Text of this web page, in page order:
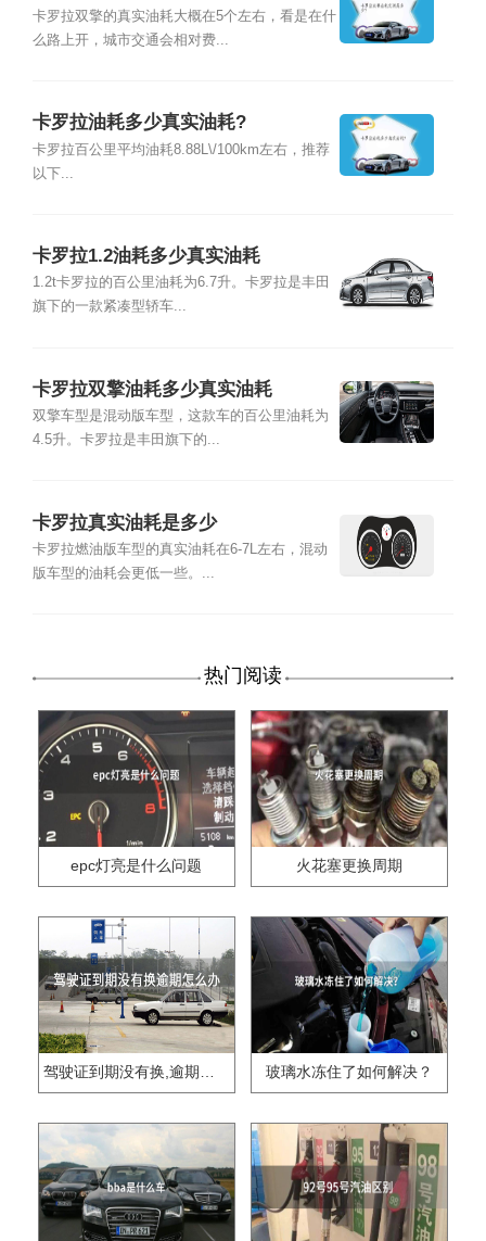
卡罗拉双擎的真实油耗大概在5个左右，看是在什
么路上开，城市交通会相对费...
卡罗拉油耗多少真实油耗?
卡罗拉百公里平均油耗8.88L\/100km左右，推荐
以下...
卡罗拉1.2油耗多少真实油耗
1.2t卡罗拉的百公里油耗为6.7升。卡罗拉是丰田
旗下的一款紧凑型轿车...
卡罗拉双擎油耗多少真实油耗
双擎车型是混动版车型，这款车的百公里油耗为
4.5升。卡罗拉是丰田旗下的...
卡罗拉真实油耗是多少
卡罗拉燃油版车型的真实油耗在6-7L左右，混动
版车型的油耗会更低一些。...
热门阅读
epc灯亮是什么问题 火花塞更换周期
驾驶证到期没有换,逾期怎么办?? 玻璃水冻住了如何解决？